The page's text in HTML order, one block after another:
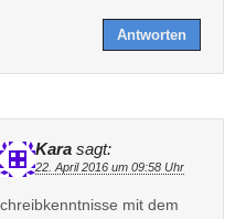
Antworten
Kara sagt:
22. April 2016 um 09:58 Uhr
mit dem